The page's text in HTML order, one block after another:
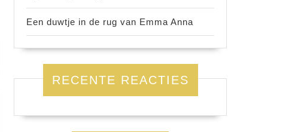
Een duwtje in de rug van Emma Anna
RECENTE REACTIES